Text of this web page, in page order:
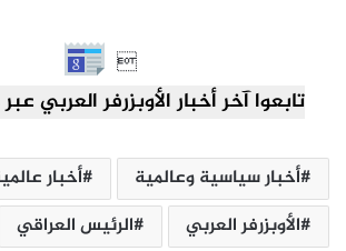

تابعوا آخر أخبار الأوبزرفر العربي عبر Google News
أخبار سياسية وعالمية
أخبار
الأوبزرفر العربي
الرئيس العراقي